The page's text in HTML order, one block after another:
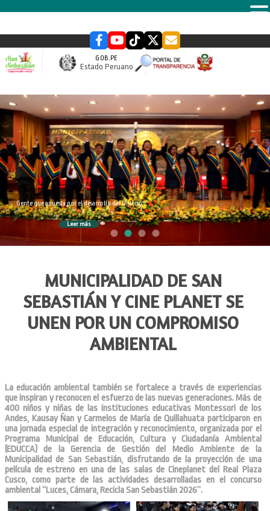
GOB.PE
Estado Peruano
slider
Gente que apuesta por el desarrollo del Distrito
Leer más
MUNICIPALIDAD DE SAN
SEBASTIÁN Y CINE PLANET SE
UNEN POR UN COMPROMISO
AMBIENTAL
La educación ambiental también se fortalece a través de experiencias
que inspiran y reconocen el esfuerzo de las nuevas generaciones. Más de
400 niños y niñas de las instituciones educativas Montessori de los
Andes, Kausay Ñan y Carmelos de María de Quillahuata participaron en
una jornada especial de integración y reconocimiento, organizada por el
Programa Municipal de Educación, Cultura y Ciudadanía Ambiental
(EDUCCA) de la Gerencia de Gestión del Medio Ambiente de la
Municipalidad de San Sebastián, disfrutando de la proyección de una
película de estreno en una de las salas de Cineplanet del Real Plaza
Cusco, como parte de las actividades desarrolladas en el concurso
ambiental “Luces, Cámara, Recicla San Sebastián 2026”.